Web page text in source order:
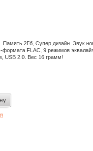
Память 2Гб, Супер дизайн. Звук
формата FLAC, 9 режимов
USB 2.0. Вес 16 грамм!